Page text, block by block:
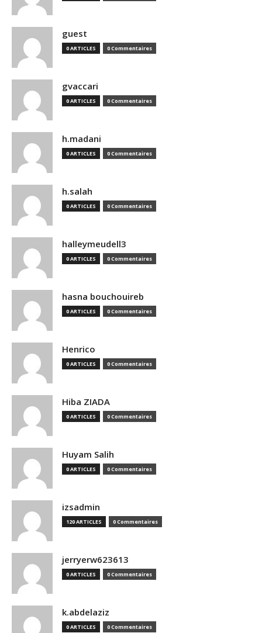
guest
0 ARTICLES 0 Commentaires
gvaccari
0 ARTICLES 0 Commentaires
h.madani
0 ARTICLES 0 Commentaires
h.salah
0 ARTICLES 0 Commentaires
halleymeudell3
0 ARTICLES 0 Commentaires
hasna bouchouireb
0 ARTICLES 0 Commentaires
Henrico
0 ARTICLES 0 Commentaires
Hiba ZIADA
0 ARTICLES 0 Commentaires
Huyam Salih
0 ARTICLES 0 Commentaires
izsadmin
120 ARTICLES 0 Commentaires
jerryerw623613
0 ARTICLES 0 Commentaires
k.abdelaziz
0 ARTICLES 0 Commentaires